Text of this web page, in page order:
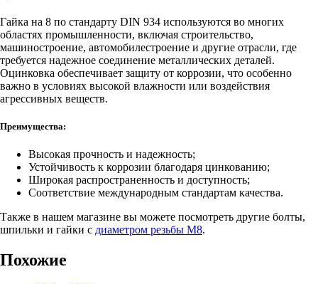
Гайка на 8 по стандарту DIN 934 используются во многих
областях промышленности, включая строительство,
машиностроение, автомобилестроение и другие отрасли, где
требуется надежное соединение металлических деталей.
Оцинковка обеспечивает защиту от коррозии, что особенно
важно в условиях высокой влажности или воздействия
агрессивных веществ.
Преимущества:
Высокая прочность и надежность;
Устойчивость к коррозии благодаря цинкованию;
Широкая распространенность и доступность;
Соответствие международным стандартам качества.
Также в нашем магазине вы можете посмотреть другие болты,
шпильки и гайки с диаметром резьбы М8.
Похожие